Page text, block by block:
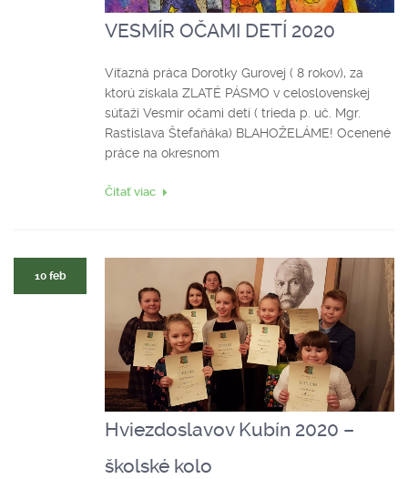
VESMÍR OČAMI DETÍ 2020
Víťazná práca Dorotky Gurovej ( 8 rokov), za
ktorú získala ZLATÉ PÁSMO v celoslovenskej
súťaži Vesmír očami detí ( trieda p. uč. Mgr.
Rastislava Štefaňáka) BLAHOŽELÁME! Ocenené
práce na okresnom
Čitať viac
10 feb
Hviezdoslavov Kubín 2020 –
školské kolo